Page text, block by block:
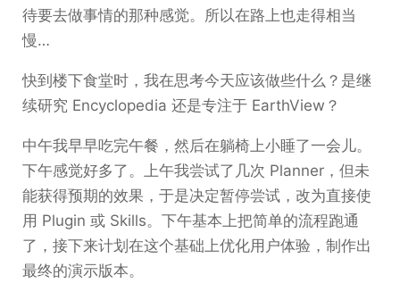
待要去做事情的那种感觉。所以在路上也走得相当
慢…
快到楼下食堂时，我在思考今天应该做些什么？是继
续研究 Encyclopedia 还是专注于 EarthView？
中午我早早吃完午餐，然后在躺椅上小睡了一会儿。
下午感觉好多了。上午我尝试了几次 Planner，但未
能获得预期的效果，于是决定暂停尝试，改为直接使
用 Plugin 或 Skills。下午基本上把简单的流程跑通
了，接下来计划在这个基础上优化用户体验，制作出
最终的演示版本。